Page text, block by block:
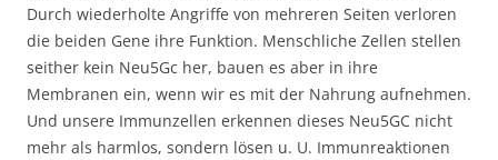
Durch wiederholte Angriffe von mehreren Seiten verloren
die beiden Gene ihre Funktion. Menschliche Zellen stellen
seither kein Neu5Gc her, bauen es aber in ihre
Membranen ein, wenn wir es mit der Nahrung aufnehmen.
Und unsere Immunzellen erkennen dieses Neu5GC nicht
mehr als harmlos, sondern lösen u. U. Immunreaktionen